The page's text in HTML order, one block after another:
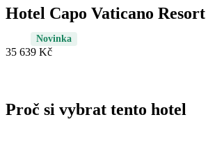
Hotel Capo Vaticano
Novinka
35 639 Kč
Proč si vybrat tento hotel